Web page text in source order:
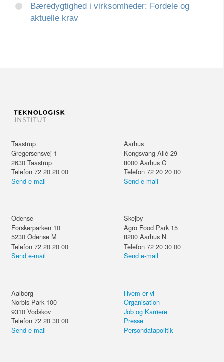
Bæredygtighed i virksomheder: Fordele og
aktuelle krav
Taastrup
Gregersensvej 1
2630 Taastrup
Telefon 72 20 20 00
Send e-mail
Aarhus
Kongsvang Allé 29
8000 Aarhus C
Telefon 72 20 20 00
Send e-mail
Odense
Forskerparken 10
5230 Odense M
Telefon 72 20 20 00
Send e-mail
Skejby
Agro Food Park 15
8200 Aarhus N
Telefon 72 20 30 00
Send e-mail
Aalborg
Norbis Park 100
9310 Vodskov
Telefon 72 20 30 00
Send e-mail
Hvem er vi
Organisation
Job og Karriere
Presse
Persondatapolitik